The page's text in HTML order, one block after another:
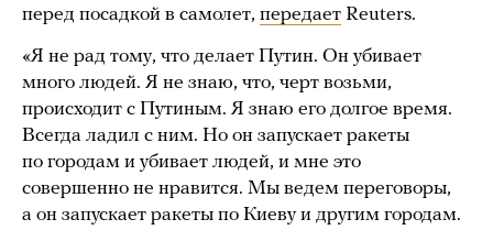
перед посадкой в самолет, передает Reuters.
«Я не рад тому, что делает Путин. Он убивает
много людей. Я не знаю, что, черт возьми,
происходит с Путиным. Я знаю его долгое время.
Всегда ладил с ним. Но он запускает ракеты
по городам и убивает людей, и мне это
совершенно не нравится. Мы ведем переговоры,
а он запускает ракеты по Киеву и другим городам.